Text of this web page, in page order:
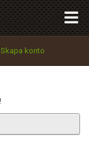
Skapa kontotill förstasidan